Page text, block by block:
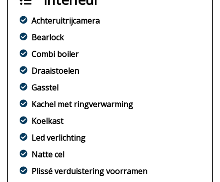
Achteruitrijcamera
Bearlock
Combi boiler
Draaistoelen
Gasstel
Kachel met ringverwarming
Koelkast
Led verlichting
Natte cel
Plissé verduistering voorramen